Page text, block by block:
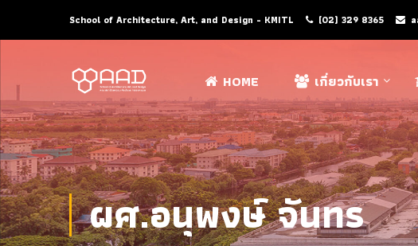
School of Architecture, Art, and Design - KMITL (02) 329 8365
HOME เกี่ยวกับเรา
ผศ.อนุพงษ์ จันทร